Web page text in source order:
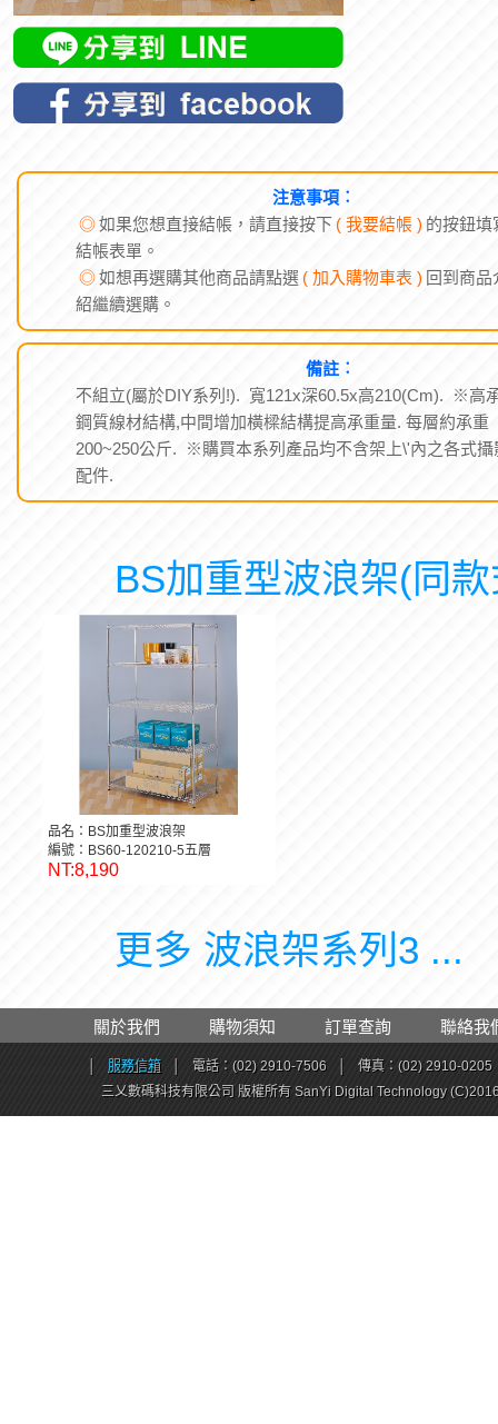
注意事項︰
◎如果您想直接結帳，請直接按下 ( 我要結帳 ) 的按鈕填
結帳表單。
◎如想再選購其他商品請點選 ( 加入購物車表 ) 回到商品
紹繼續選購。
備註︰
不組立(屬於DIY系列!). 寬121x深60.5x高210(Cm). ※高
鋼質線材結構,中間增加橫樑結構提高承重量. 每層約承重
200~250公斤. ※購買本系列產品均不含架上\'內之各式攝
配件.
BS加重型波浪架(同
品名：BS加重型波浪架
編號：BS60-120210-5五層
NT:8,190
更多 波浪架系列3 ...
關於我們 購物須知 訂單查詢 聯絡我
服務信箱 電話：(02) 2910-7506
傳真：(02) 2910-0205
三乂數碼科技有限公司 版權所有 SanYi Digital Technology